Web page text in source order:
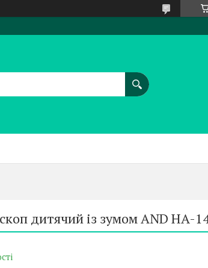
дитячий із зумом AND HA-